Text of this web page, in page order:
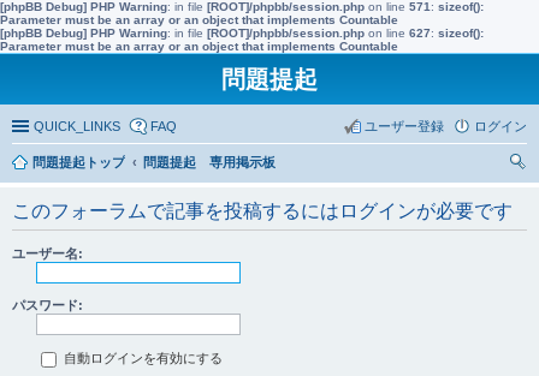
[phpBB Debug] PHP Warning: in file [ROOT]/phpbb/session.php on line 571 : sizeof():
Parameter must be an array or an object that implements Countable
[phpBB Debug] PHP Warning: in file [ROOT]/phpbb/session.php on line 627: sizeof():
Parameter must be an array or an object that implements Countable
問題提起
QUICK_LINKS FAQ ログイン
ユーザー登録
問題提起トップ
問題提起 専用掲示板
このフォーラムで記事を投稿するにはログインが必要です
ユーザー名:
パスワード:
自動ログインを有効にする